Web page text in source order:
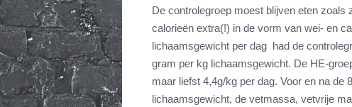
De controlegroep moest blijven eten zoals
calorieën extra(!) in de vorm van wei- en
lichaamsgewicht per dag had de
gram per kg lichaamsgewicht. De HE-
maar liefst 4,4g/kg per dag. Voor en na de
lichaamsgewicht, de vetmassa, vetvrije